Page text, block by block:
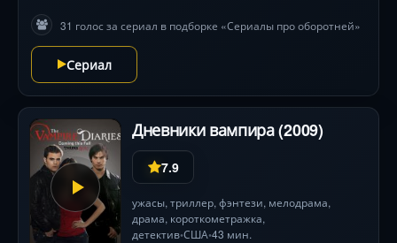
31 голос за сериал в подборке «Сериалы про оборотней»
Сериал
Дневники вампира (2009)
7.9
ужасы, триллер, фэнтези, мелодрама,
драма, короткометражка,
детектив•США•43 мин.